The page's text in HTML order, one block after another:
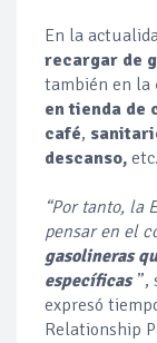
En la
recargar de
también en la
en tienda de
café,
descanso, etc.
“Por tanto, la
pensar en el
gasolineras
específicas ”,
expresó
Relationship